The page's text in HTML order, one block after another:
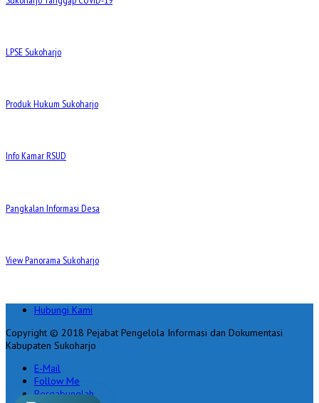
LPSE Sukoharjo
Produk Hukum Sukoharjo
Info Kamar RSUD
Pangkalan Informasi Desa
View Panorama Sukoharjo
Hubungi Kami
Copyright © 2018 Pejabat Pengelola Informasi dan Dokumentasi
Kabupaten Sukoharjo
E-Mail
Follow Me
Bergabunglah